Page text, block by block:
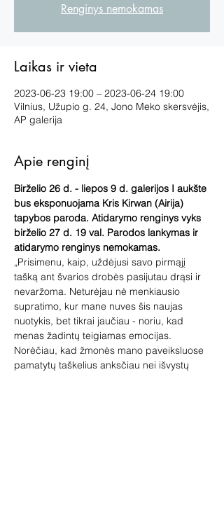
Renginys nemokamas
Laikas ir vieta
2023-06-23 19:00 – 2023-06-24 19:00
Vilnius, Užupio g. 24, Jono Meko skersvėjis,
AP galerija
Apie renginį
Birželio 26 d. - liepos 9 d. galerijos I aukšte
bus eksponuojama Kris Kirwan (Airija)
tapybos paroda. Atidarymo renginys vyks
birželio 27 d. 19 val. Parodos lankymas ir
atidarymo renginys nemokamas.
„Prisimenu, kaip, uždėjusi savo pirmąjį
tašką ant švarios drobės pasijutau drąsi ir
nevaržoma. Neturėjau nė menkiausio
supratimo, kur mane nuves šis naujas
nuotykis, bet tikrai jaučiau - noriu, kad
menas žadintų teigiamas emocijas.
Norėčiau, kad žmonės mano paveiksluose
pamatytų taškelius anksčiau nei išvystų